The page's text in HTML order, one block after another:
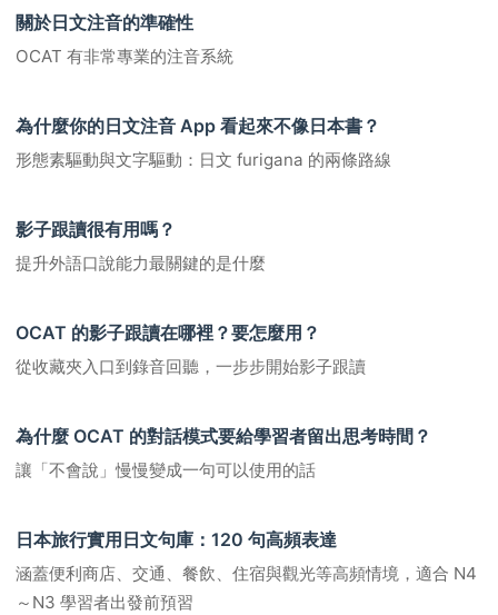
關於日文注音的準確性
OCAT 有非常專業的注音系統
為什麼你的日文注音 App 看起來不像日本書？
形態素驅動與文字驅動：日文 furigana 的兩條路線
影子跟讀很有用嗎？
提升外語口說能力最關鍵的是什麼
OCAT 的影子跟讀在哪裡？要怎麼用？
從收藏夾入口到錄音回聽，一步步開始影子跟讀
為什麼 OCAT 的對話模式要給學習者留出思考時間？
讓「不會說」慢慢變成一句可以使用的話
日本旅行實用日文句庫：120 句高頻表達
涵蓋便利商店、交通、餐飲、住宿與觀光等高頻情境，適合 N4
～N3 學習者出發前預習